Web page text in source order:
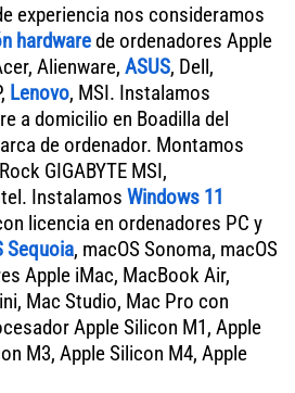
experiencia nos consideramos
hardwarede ordenadores Apple
Alienware, ASUS, Dell,
Lenovo, MSI. Instalamos
a domicilio en Boadilla del
de ordenador. Montamos
GIGABYTE MSI,
Instalamos Windows 11
licencia en ordenadores PC y
Sequoia, macOS Sonoma, macOS
Apple iMac, MacBook Air,
Mac Studio, Mac Pro con
Apple Silicon M1, Apple
M3, Apple Silicon M4, Apple